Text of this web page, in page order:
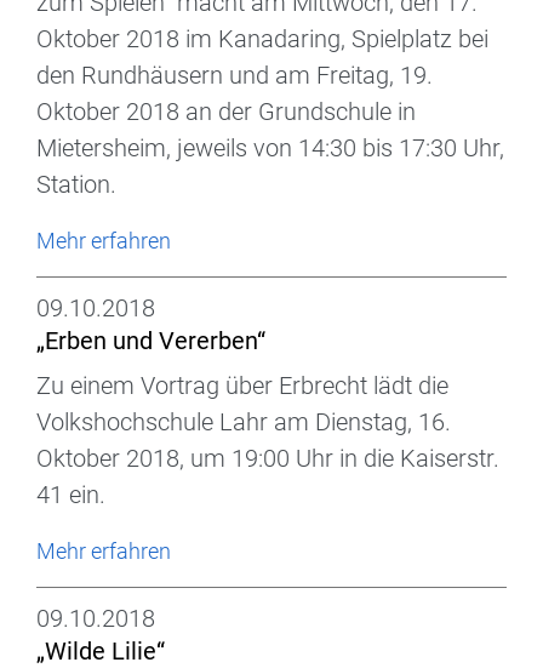
Oktober 2018 im Kanadaring, Spielplatz bei
den Rundhäusern und am Freitag, 19.
Oktober 2018 an der Grundschule in
Mietersheim, jeweils von 14:30 bis 17:30 Uhr,
Station.
Mehr erfahren
09.10.2018
„Erben und Vererben“
Zu einem Vortrag über Erbrecht lädt die
Volkshochschule Lahr am Dienstag, 16.
Oktober 2018, um 19:00 Uhr in die Kaiserstr.
41 ein.
Mehr erfahren
09.10.2018
„Wilde Lilie“